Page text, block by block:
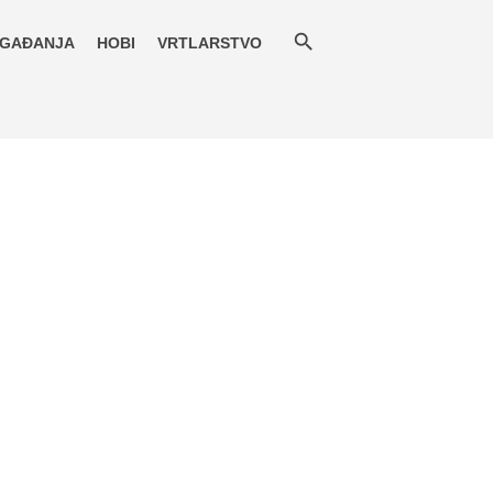
HOBI VRTLARSTVO